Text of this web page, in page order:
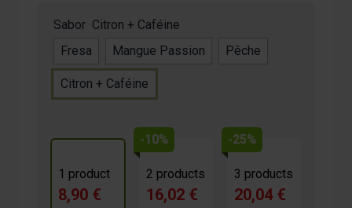
Sabor Citron + Caféine
Fresa
Mangue Passion Pêche
Citron + Caféine
1 product
8,90 €
-10%
2 products
16,02 €
-25%
3 products
20,04 €